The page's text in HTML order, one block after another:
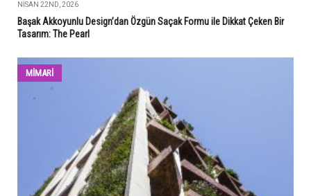
NISAN 22ND, 2026
Başak Akkoyunlu Design’dan Özgün Saçak Formu ile Dikkat Çeken Bir
Tasarım: The Pearl
MİMARİ